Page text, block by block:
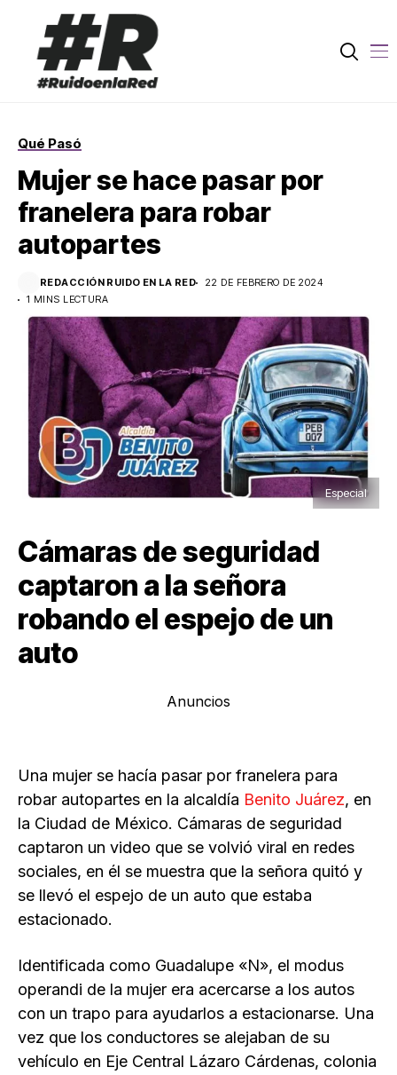
Qué Pasó
Mujer se hace pasar por
franelera para robar
autopartes
REDACCIÓN RUIDO EN LA RED
22 DE FEBRERO DE 2024
1 MINS LECTURA
Especial
Cámaras de seguridad
captaron a la señora
robando el espejo de un
auto
Anuncios
Una mujer se hacía pasar por franelera para
robar autopartes en la alcaldía Benito Juárez, en
la Ciudad de México. Cámaras de seguridad
captaron un video que se volvió viral en redes
sociales, en él se muestra que la señora quitó y
se llevó el espejo de un auto que estaba
estacionado.
Identificada como Guadalupe «N», el modus
operandi de la mujer era acercarse a los autos
con un trapo para ayudarlos a estacionarse. Una
vez que los conductores se alejaban de su
vehículo en Eje Central Lázaro Cárdenas, colonia